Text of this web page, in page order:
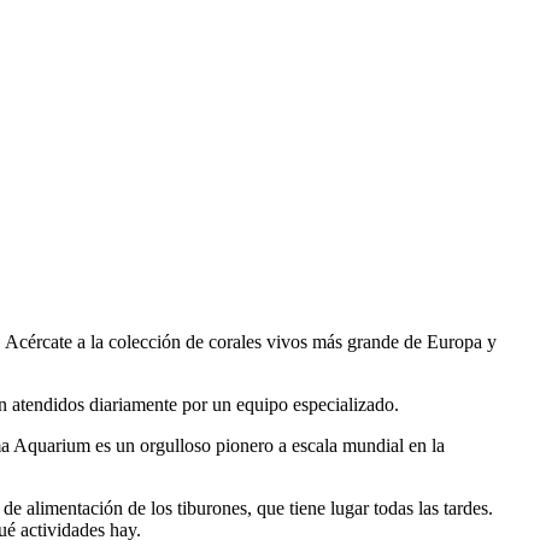
a la colección de corales vivos más grande de Europa y
atendidos diariamente por un equipo especializado.
Aquarium es un orgulloso pionero a escala mundial en la
alimentación de los tiburones, que tiene lugar todas las tardes.
actividades hay.